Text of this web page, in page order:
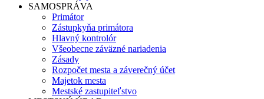
SAMOSPRÁVA
Primátor
Zástupkyňa primátora
Hlavný kontrolór
Všeobecne záväzné nariadenia
Zásady
Rozpočet mesta a záverečný účet
Majetok mesta
Mestské zastupiteľstvo